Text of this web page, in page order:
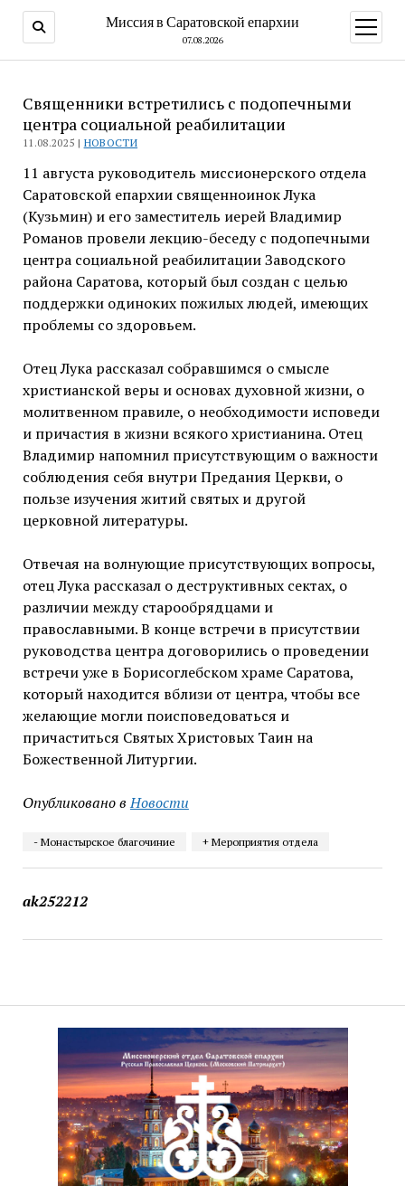
Миссия в Саратовской епархии
07.08.2026
меню
Священники встретились с подопечными
центра социальной реабилитации
11.08.2025 | НОВОСТИ
11 августа руководитель миссионерского отдела
Саратовской епархии священноинок Лука
(Кузьмин) и его заместитель иерей Владимир
Романов провели лекцию-беседу с подопечными
центра социальной реабилитации Заводского
района Саратова, который был создан с целью
поддержки одиноких пожилых людей, имеющих
проблемы со здоровьем.
Отец Лука рассказал собравшимся о смысле
христианской веры и основах духовной жизни, о
молитвенном правиле, о необходимости исповеди
и причастия в жизни всякого христианина. Отец
Владимир напомнил присутствующим о важности
соблюдения себя внутри Предания Церкви, о
пользе изучения житий святых и другой
церковной литературы.
Отвечая на волнующие присутствующих вопросы,
отец Лука рассказал о деструктивных сектах, о
различии между старообрядцами и
православными. В конце встречи в присутствии
руководства центра договорились о проведении
встречи уже в Борисоглебском храме Саратова,
который находится вблизи от центра, чтобы все
желающие могли поисповедоваться и
причаститься Святых Христовых Таин на
Божественной Литургии.
Опубликовано в Новости
- Монастырское благочиние + Мероприятия отдела
ak252212